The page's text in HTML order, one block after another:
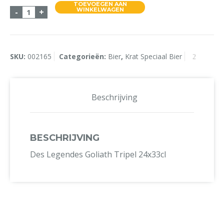
- Des Legendes Goliath Tripel 24x33cl aantal
+
TOEVOEGEN AAN
WINKELWAGEN
SKU: 002165 Categorieën: Bier, Krat Speciaal Bier
Beschrijving
BESCHRIJVING
Des Legendes Goliath Tripel 24x33cl